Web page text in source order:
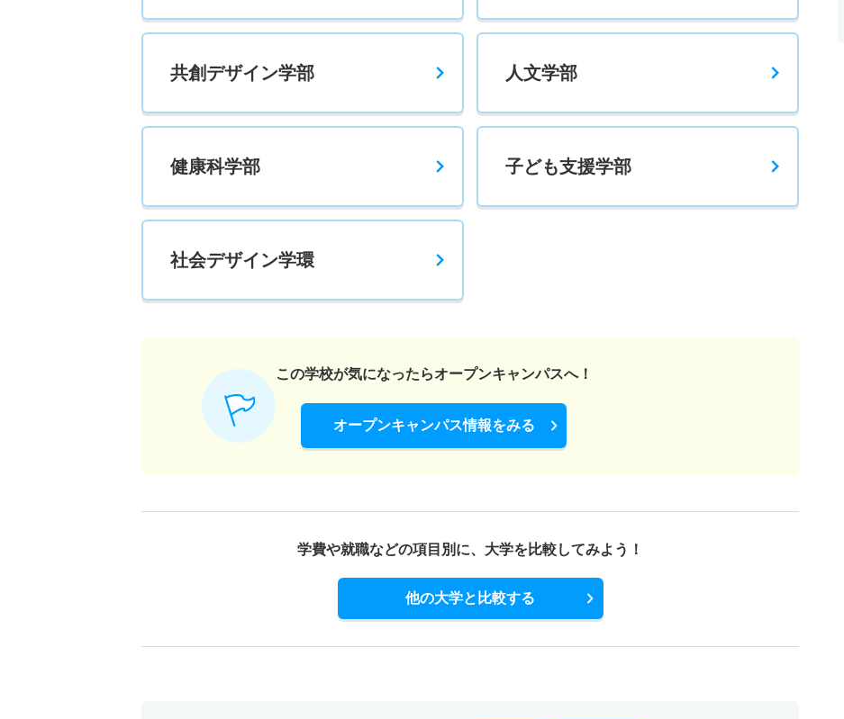
共創デザイン学部 人文学部
健康科学部 子ども支援学部
社会デザイン学環
この学校が気になったらオープンキャンパスへ！
オープンキャンパス情報をみる
学費や就職などの項目別に、 大学を比較してみよう！
他の大学と比較する